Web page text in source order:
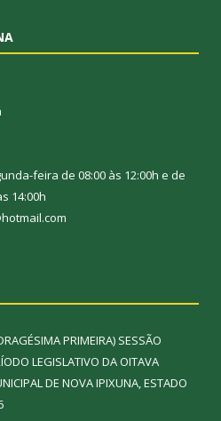
feira de 08:00 às 12:00h e de
14:00h
PRIMEIRA) SESSÃO
LEGISLATIVO DA OITAVA
DE NOVA IPIXUNA, ESTADO